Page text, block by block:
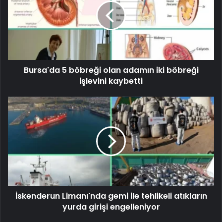
Bursa'da 5 böbreği olan adamın iki böbreği
işlevini kaybetti
İskenderun Limanı'nda gemi ile tehlikeli atıkların
yurda girişi engelleniyor